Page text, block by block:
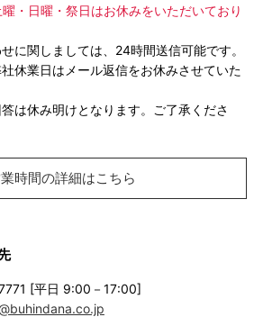
・日曜・祭日はお休みをいただいており
に関しましては、24時間送信可能です。
休業日はメール返信をお休みさせていた
は休み明けとなります。ご了承くださ
時間の詳細はこちら
[平日 9:00－17:00]